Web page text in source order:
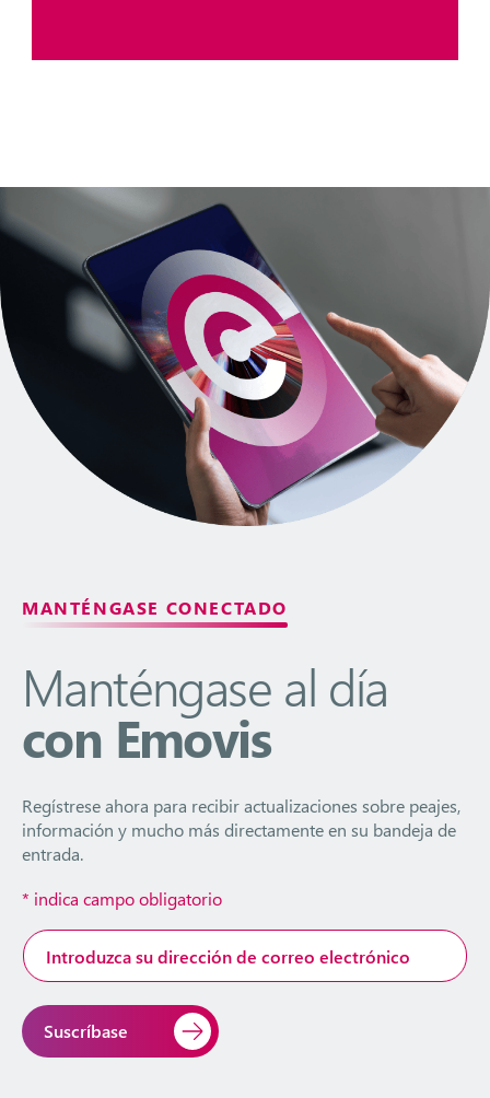
MANTÉNGASE CONECTADO
Manténgase al día
con Emovis
Regístrese ahora para recibir actualizaciones sobre peajes,
información y mucho más directamente en su bandeja de
entrada.
* indica campo obligatorio
Dirección
de
electrónico